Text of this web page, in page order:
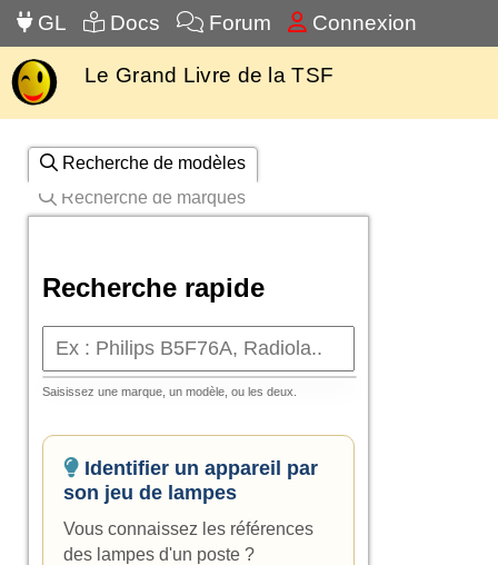
GL Docs Forum Connexion
Le Grand Livre de la TSF
Recherche de modèles
Recherche de marques
Recherche rapide
Saisissez une marque, un modèle, ou les deux.
Identifier un appareil par
son jeu de lampes
Vous connaissez les références
des lampes d'un poste ?